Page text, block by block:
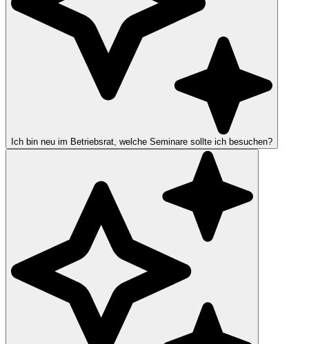
Ich bin neu im Betriebsrat, welche Seminare sollte ich besuchen?